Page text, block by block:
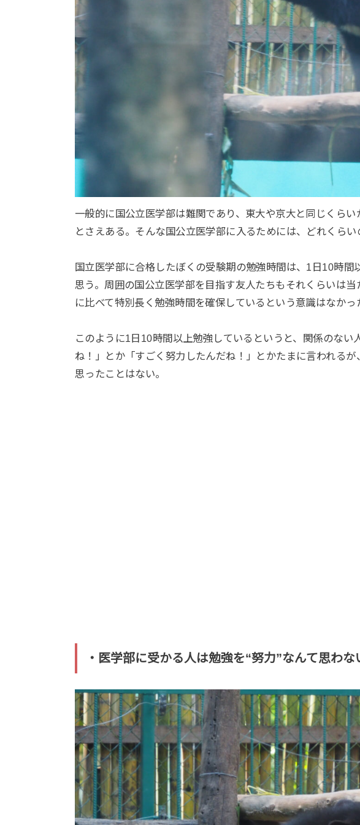
一般的に国公立医学部は難関であり、東大や京大と同じくら
とさえある。そんな国公立医学部に入るためには、どれくらい
国立医学部に合格したぼくの受験期の勉強時間は、1日10時間
思う。周囲の国公立医学部を目指す友人たちもそれくらいは
に比べて特別長く勉強時間を確保しているという意識はなかっ
このように1日10時間以上勉強しているというと、関係のない
ね！」とか「すごく努力したんだね！」とかたまに言われる
思ったことはない。
・医学部に受かる人は勉強を“努力”なんて思わな